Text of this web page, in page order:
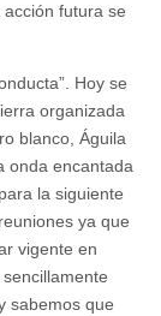
futura se
Hoy se
organizada
blanco, Águila
onda encantada
la siguiente
ya que
vigente en
sabemos que